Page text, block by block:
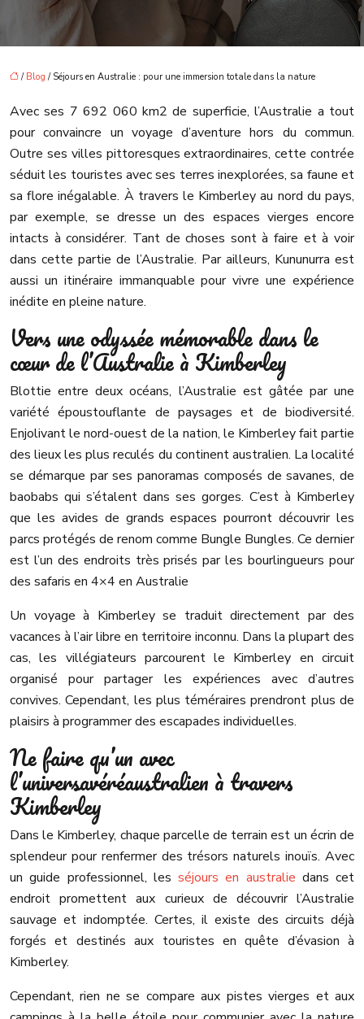
/ Blog / Séjours en Australie : pour une immersion totale dans la nature
Avec ses 7 692 060 km2 de superficie, l’Australie a tout
pour convaincre un voyage d’aventure hors du commun.
Outre ses villes pittoresques extraordinaires, cette contrée
séduit les touristes avec ses terres inexplorées, sa faune et
sa flore inégalable. À travers le Kimberley au nord du pays,
par exemple, se dresse un des espaces vierges encore
intacts à considérer. Tant de choses sont à faire et à voir
dans cette partie de l’Australie. Par ailleurs, Kununurra est
aussi un itinéraire immanquable pour vivre une expérience
inédite en pleine nature.
Vers une odyssée mémorable dans le
cœur de l’Australie à Kimberley
Blottie entre deux océans, l’Australie est gâtée par une
variété époustouflante de paysages et de biodiversité.
Enjolivant le nord-ouest de la nation, le Kimberley fait partie
des lieux les plus reculés du continent australien. La localité
se démarque par ses panoramas composés de savanes, de
baobabs qui s’étalent dans ses gorges. C’est à Kimberley
que les avides de grands espaces pourront découvrir les
parcs protégés de renom comme Bungle Bungles. Ce dernier
est l’un des endroits très prisés par les bourlingueurs pour
des safaris en 4×4 en Australie
Un voyage à Kimberley se traduit directement par des
vacances à l’air libre en territoire inconnu. Dans la plupart des
cas, les villégiateurs parcourent le Kimberley en circuit
organisé pour partager les expériences avec d’autres
convives. Cependant, les plus téméraires prendront plus de
plaisirs à programmer des escapades individuelles.
Ne faire qu’un avec
l’universavéréaustralien à travers
Kimberley
Dans le Kimberley, chaque parcelle de terrain est un écrin de
splendeur pour renfermer des trésors naturels inouïs. Avec
un guide professionnel, les séjours en australie dans cet
endroit promettent aux curieux de découvrir l’Australie
sauvage et indomptée. Certes, il existe des circuits déjà
forgés et destinés aux touristes en quête d’évasion à
Kimberley.
Cependant, rien ne se compare aux pistes vierges et aux